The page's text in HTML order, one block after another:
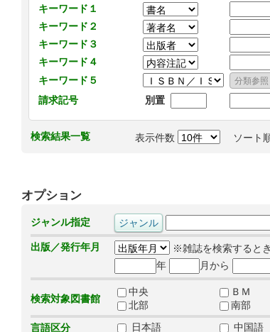
キーワード１
キーワード２
キーワード３
キーワード４
キーワード５
請求記号
別置
検索結果一覧 表示件数 ソート
オプション
ジャンル指定
出版／発行年月
※雑誌を検索すると
年
月から
検索対象図書館
中央 ＢＭ
北部
南部
言語区分
日本語 中国語